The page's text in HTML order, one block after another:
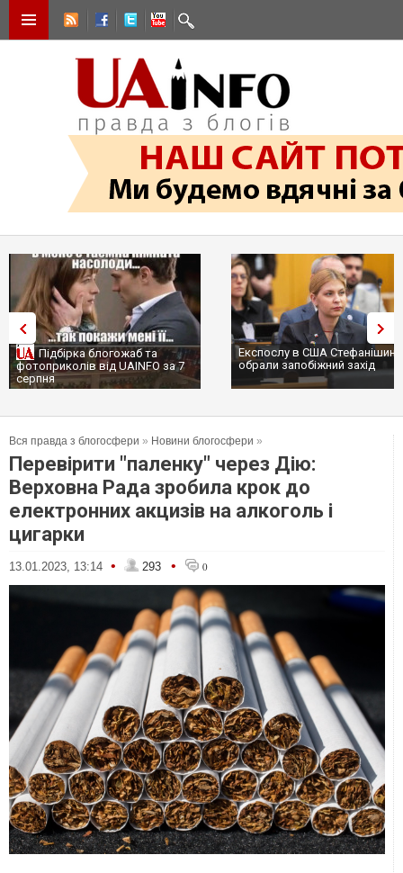
Підбірка блогожаб та
фотоприколів від UAINFO за 7
серпня
Експослу в США
обрали запобіжний захід
Вся правда з блогосфери » Новини блогосфери »
Перевірити "паленку" через Дію:
Верховна Рада зробила крок до
електронних акцизів на алкоголь і
цигарки
13.01.2023, 13:14 • 293 • 0